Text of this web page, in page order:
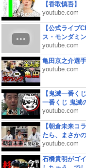
【香取慎吾】
youtube.com
【公式ライブ
ス・モンダミ
youtube.com
亀田京之介選
youtube.com
【鬼滅一番く
一番くじ 鬼滅
youtube.com
【朝倉未来コ
たら、まさか
youtube.com
石橋貴明がゴ